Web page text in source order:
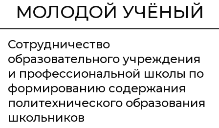
МОЛОДОЙ УЧЁНЫЙ
Сотрудничество
образовательного учреждения
и профессиональной школы по
формированию содержания
политехнического образования
школьников